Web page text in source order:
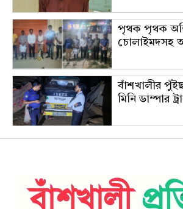
পৃথক পৃথক
চোলাইমদসহ
বাঁশখালীর
মিনি ডাম্পার